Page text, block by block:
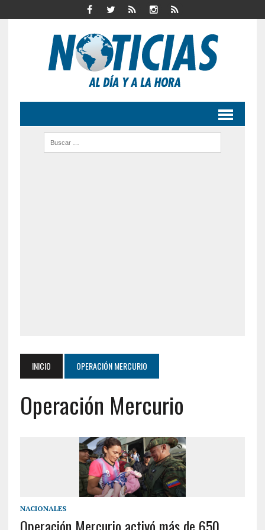
INICIO OPERACIÓN MERCURIO
Operación Mercurio
NACIONALES